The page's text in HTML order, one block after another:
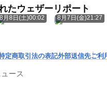
たウェザーリポート
月8日(土)00:02 8月7日(金)21:27
定商取引法の表記外部送信先ご利
ース